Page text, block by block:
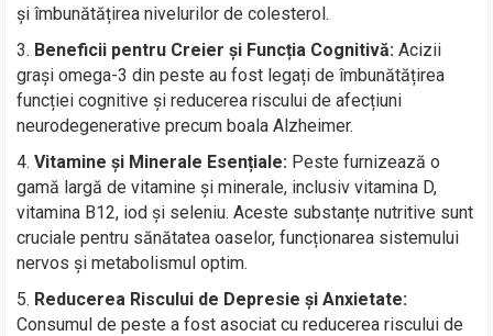
și îmbunătățirea nivelurilor de colesterol.
Beneficii pentru Creier și Funcția Cognitivă: Acizii
grași omega-3 din peste au fost legați de îmbunătățirea
funcției cognitive și reducerea riscului de afecțiuni
neurodegenerative precum boala Alzheimer.
Vitamine și Minerale Esențiale: Peste furnizează o
gamă largă de vitamine și minerale, inclusiv vitamina D,
vitamina B12, iod și seleniu. Aceste substanțe nutritive sunt
cruciale pentru sănătatea oaselor, funcționarea sistemului
nervos și metabolismul optim.
Reducerea Riscului de Depresie și Anxietate:
Consumul de peste a fost asociat cu reducerea riscului de